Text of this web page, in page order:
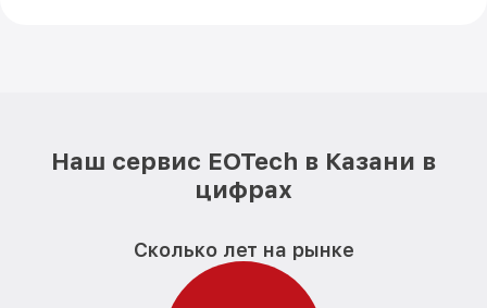
Наш сервис EOTech в Казани в
цифрах
Сколько лет на рынке